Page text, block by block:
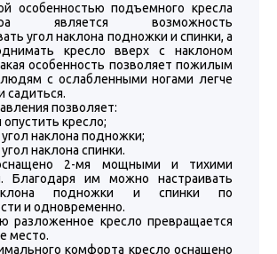
особенностью подъемного кресла
является возможность
угол наклона подножки и спинки, а
кресло вверх с наклоном
особенность позволяет пожилым
с ослабленными ногами легче
садиться.
позволяет:
кресло;
наклона подножки;
наклона спинки.
2-мя мощными и тихими
Благодаря им можно настраивать
подножки и спинки по
и одновременно.
разложенное кресло превращается
место.
комфорта кресло оснащено